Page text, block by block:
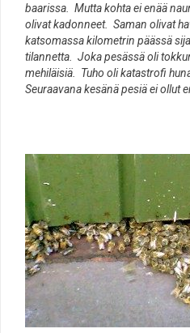
baarissa. Mutta kohta ei enää
olivat kadonneet. Saman olivat
katsomassa kilometrin päässä
tilannetta. Joka pesässä oli
mehiläisiä. Tuho oli katastrofi
Seuraavana kesänä pesiä ei ollut